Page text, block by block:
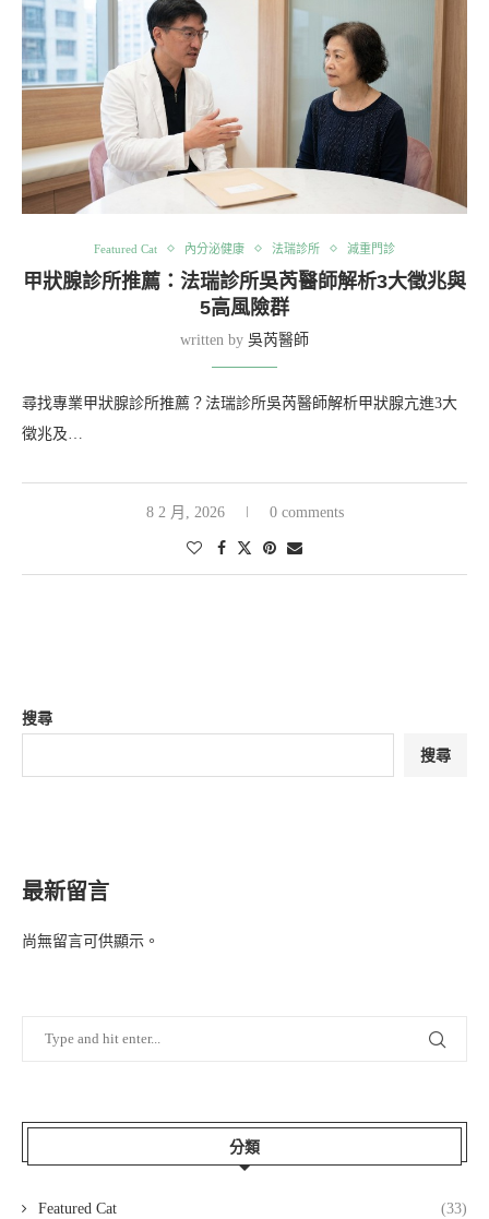
Featured Cat 內分泌健康 法瑞診所 減重門診
甲狀腺診所推薦：法瑞診所吳芮醫師解析3大徵兆與
5高風險群
written by 吳芮醫師
尋找專業甲狀腺診所推薦？法瑞診所吳芮醫師解析甲狀腺亢進3大
徵兆及…
8 2 月, 2026 0 comments
搜尋
搜尋
最新留言
尚無留言可供顯示。
分類
Featured Cat (33)